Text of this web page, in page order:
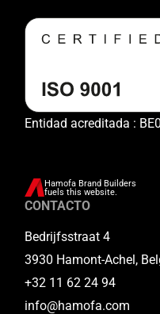
Entidad acreditada :
Hamofa Brand Builders
fuels this website.
CONTACTO
Bedrijfsstraat 4
3930 Hamont-Achel,
+32 11 62 24 94
info@hamofa.com